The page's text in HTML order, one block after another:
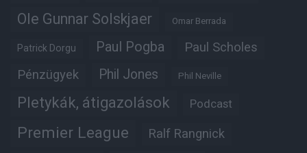
Ole Gunnar Solskjaer Omar Berrada
Patrick Dorgu Paul Pogba Paul Scholes
Pénzügyek Phil Jones Phil Neville
Pletykák, átigazolások Podcast
Premier League Ralf Rangnick